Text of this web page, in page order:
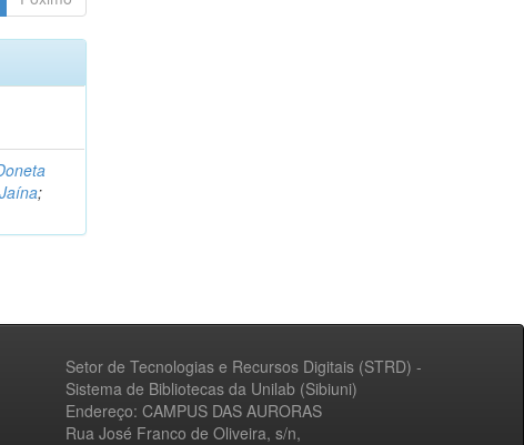
;
Setor de Tecnologias e Recursos Digitais (STRD) -
Sistema de Bibliotecas da Unilab (Sibiuni)
Endereço: CAMPUS DAS AURORAS
Rua José Franco de Oliveira, s/n,